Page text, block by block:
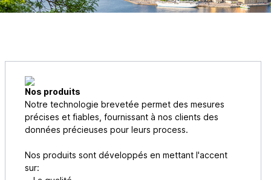
Nos produits
Notre technologie brevetée permet des mesures
précises et fiables, fournissant à nos clients des
données précieuses pour leurs process.
Nos produits sont développés en mettant l'accent
sur: